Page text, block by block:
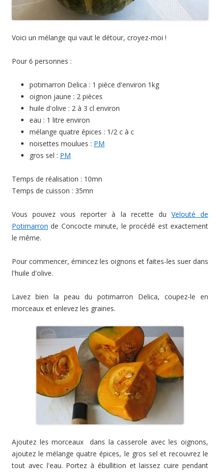
Voici un mélange qui vaut le détour, croyez-moi !
Pour 6 personnes :
potimarron Delica : 1 pièce d'environ 1kg
oignon jaune : 2 pièces
huile d'olive : 2 à 3 cl environ
eau : 1 litre environ
mélange quatre épices : 1/2 c à c
noisettes moulues : PM
gros sel : PM
Temps de réalisation : 10mn
Temps de cuisson : 35mn
Vous pouvez vous reporter à la recette du Velouté de
Potimarron de Concocte minute, le procédé est exactement
le même.
Pour commencer, émincez les oignons et faites-les suer dans
l'huile d'olive.
Lavez bien la peau du potimarron Delica, coupez-le en
morceaux et enlevez les graines.
Ajoutez les morceaux dans la casserole avec les oignons,
ajoutez le mélange quatre épices, le gros sel et recouvrez le
tout avec l'eau. Portez à ébullition et laissez cuire pendant